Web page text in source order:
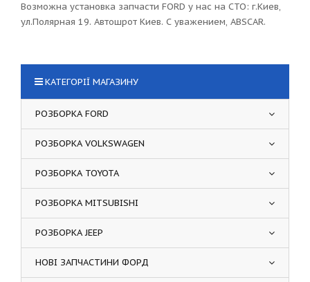
Возможна установка запчасти FORD у нас на СТО: г.Киев,
ул.Полярная 19. Автошрот Киев. С уважением, ABSCAR.
КАТЕГОРІЇ МАГАЗИНУ
РОЗБОРКА FORD
РОЗБОРКА VOLKSWAGEN
РОЗБОРКА TOYOTA
РОЗБОРКА MITSUBISHI
РОЗБОРКА JEEP
НОВІ ЗАПЧАСТИНИ ФОРД